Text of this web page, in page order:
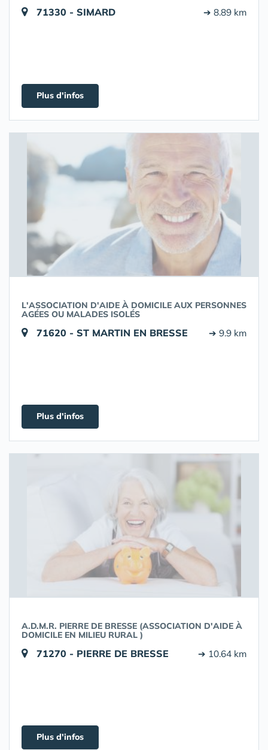
71330 - SIMARD ➔ 8.89 km
Plus d'infos
L'ASSOCIATION D'AIDE À DOMICILE AUX PERSONNES
AGÉES OU MALADES ISOLÉS
71620 - ST MARTIN EN BRESSE ➔ 9.9 km
Plus d'infos
A.D.M.R. PIERRE DE BRESSE (ASSOCIATION D'AIDE À
DOMICILE EN MILIEU RURAL )
71270 - PIERRE DE BRESSE ➔ 10.64 km
Plus d'infos